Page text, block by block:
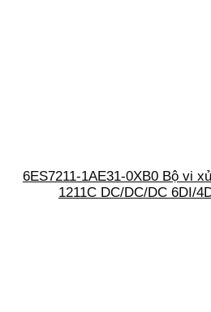
6ES7211-1AE31-0XB0 Bộ vi
1211C DC/DC/DC 6DI/